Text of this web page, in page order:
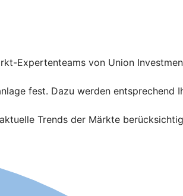
Expertenteams von Union
fest. Dazu werden entsprechend
Trends der Märkte